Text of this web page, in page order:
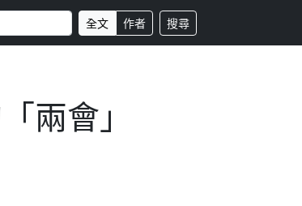
全文 作者 搜尋
兩會」